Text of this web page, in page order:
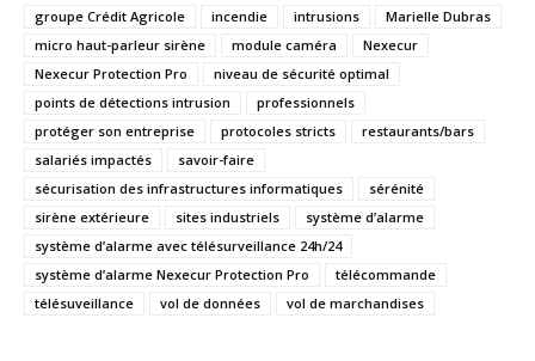
groupe Crédit Agricole incendie intrusions
Marielle Dubras
micro haut-parleur sirène
module caméra
Nexecur
Nexecur Protection Pro
niveau de sécurité optimal
points de détections intrusion
professionnels
protéger son entreprise
protocoles stricts
restaurants/bars
salariés impactés
savoir-faire
sécurisation des infrastructures informatiques
sérénité
sirène extérieure
sites industriels
système d’alarme
système d’alarme avec télésurveillance 24h/24
système d’alarme Nexecur Protection Pro
télécommande
télésuveillance
vol de données vol de marchandises